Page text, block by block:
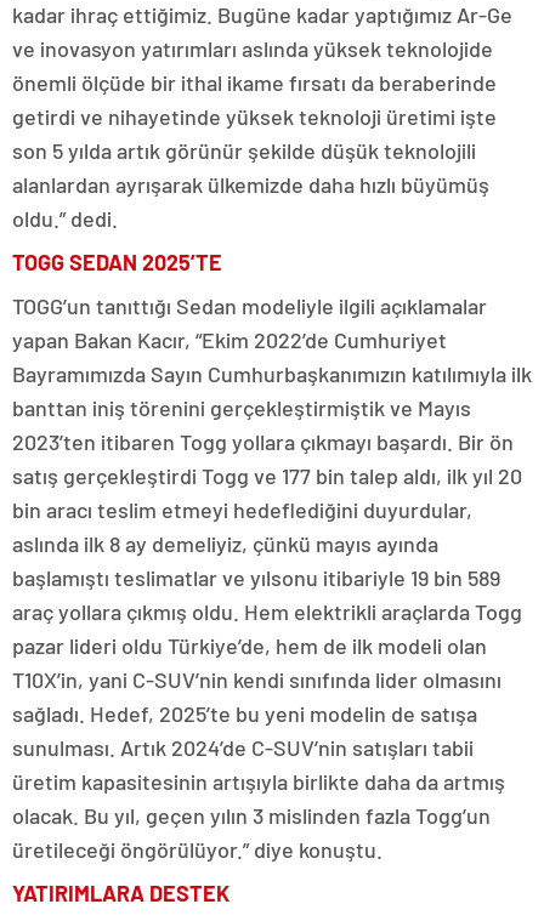
kadar ihraç ettiğimiz. Bugüne kadar yaptığımız Ar-Ge
ve inovasyon yatırımları aslında yüksek teknolojide
önemli ölçüde bir ithal ikame fırsatı da beraberinde
getirdi ve nihayetinde yüksek teknoloji üretimi işte
son 5 yılda artık görünür şekilde düşük teknolojili
alanlardan ayrışarak ülkemizde daha hızlı büyümüş
oldu.” dedi.
TOGG SEDAN 2025’TE
TOGG’un tanıttığı Sedan modeliyle ilgili açıklamalar
yapan Bakan Kacır, “Ekim 2022’de Cumhuriyet
Bayramımızda Sayın Cumhurbaşkanımızın katılımıyla ilk
banttan iniş törenini gerçekleştirmiştik ve Mayıs
2023’ten itibaren Togg yollara çıkmayı başardı. Bir ön
satış gerçekleştirdi Togg ve 177 bin talep aldı, ilk yıl 20
bin aracı teslim etmeyi hedeflediğini duyurdular,
aslında ilk 8 ay demeliyiz, çünkü mayıs ayında
başlamıştı teslimatlar ve yılsonu itibariyle 19 bin 589
araç yollara çıkmış oldu. Hem elektrikli araçlarda Togg
pazar lideri oldu Türkiye’de, hem de ilk modeli olan
T10X’in, yani C-SUV’nin kendi sınıfında lider olmasını
sağladı. Hedef, 2025’te bu yeni modelin de satışa
sunulması. Artık 2024’de C-SUV’nin satışları tabii
üretim kapasitesinin artışıyla birlikte daha da artmış
olacak. Bu yıl, geçen yılın 3 mislinden fazla Togg’un
üretileceği öngörülüyor.” diye konuştu.
YATIRIMLARA DESTEK